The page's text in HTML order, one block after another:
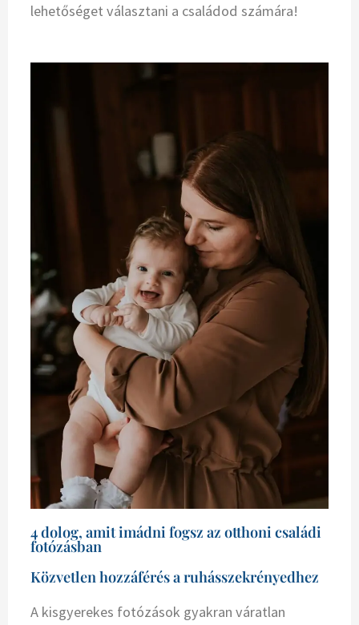
lehetőséget választani a családod számára!
4 dolog, amit imádni fogsz az otthoni családi
fotózásban
Közvetlen hozzáférés a ruhásszekrényedhez
A kisgyerekes fotózások gyakran váratlan